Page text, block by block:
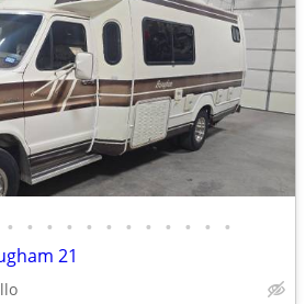
• • • • • • • • • • • •
21